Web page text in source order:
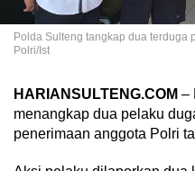
Polda Sulteng tangkap dua
Polri/Ist
HARIANSULTENG.COM –
menangkap dua pelaku
penerimaan anggota Polri